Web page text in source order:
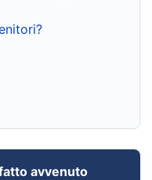
avvenuto